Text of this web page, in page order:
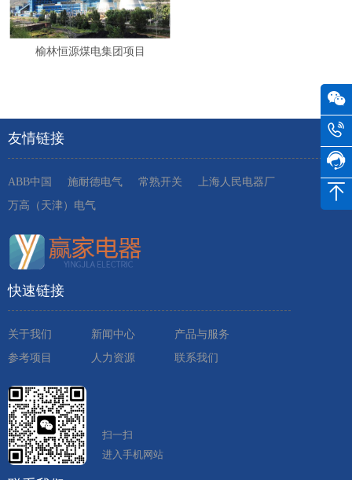
榆林恒源煤电集团项目
友情链接
ABB中国 施耐德电气 常熟开关
上海人民电器厂
万高（天津）电气
快速链接
关于我们 新闻中心
产品与服务
参考项目
人力资源 联系我们
扫一扫
进入手机网站